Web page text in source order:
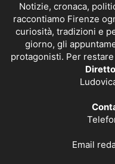
Notizie, cronaca,
raccontiamo Firenze
curiosità, tradizioni e
giorno, gli
protagonisti. Per
Email